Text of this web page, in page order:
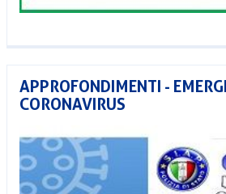
APPROFONDIMENTI -
CORONAVIRUS